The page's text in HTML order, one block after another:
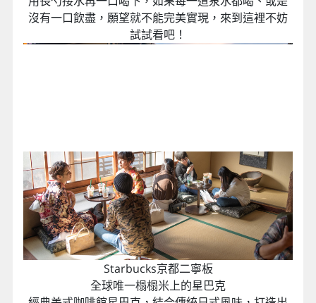
位於「清水舞台」下方的《音羽瀑布》自音羽山湧
出，共分成「學業」、「戀愛」與「長壽」3道，水質
清澈冰涼、終年不斷，有「金色水」、「延命水」之
美稱。選擇一道泉水、許下相應的心願後，便可以利
用長勺接水再一口喝下，如果每一道泉水都喝、或是
沒有一口飲盡，願望就不能完美實現，來到這裡不妨
試試看吧！